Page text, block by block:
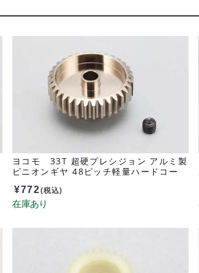
ヨコモ 33T 超硬プレシジョン アルミ製
ピニオンギヤ 48ピッチ軽量ハードコー
¥772(税込)